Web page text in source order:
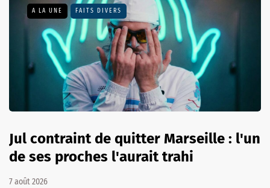
A LA UNE FAITS DIVERS
Jul contraint de quitter Marseille : l'un
de ses proches l'aurait trahi
7 août 2026